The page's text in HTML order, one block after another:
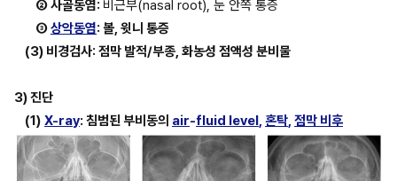
② 사골동염: 비근부(nasal root), 눈 안쪽 통증
③ 상악동염: 볼, 윗니 통증
(3) 비경검사: 점막 발적/부종, 화농성 점액성 분비물
3) 진단
(1) X-ray: 침범된 부비동의 air-fluid level , 혼탁, 점막 비후